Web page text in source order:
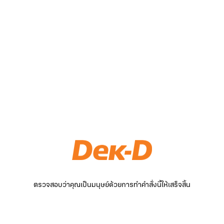
ตรวจสอบว่าคุณเป็นมนุษย์ด้วยการทำคำสั่งนี้ให้เสร็จสิ้น